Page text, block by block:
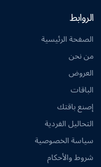
الروابط
الصفحة الرئيسية
من نحن
العروض
الباقات
إصنع باقتك
التحاليل الفردية
سياسة الخصوصية
شروط والأحكام